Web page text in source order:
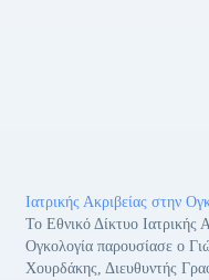
Ιατρικής Ακριβείας στην
Το Εθνικό Δίκτυο Ιατρικής
Ογκολογία παρουσίασε ο
Χουρδάκης, Διευθυντής